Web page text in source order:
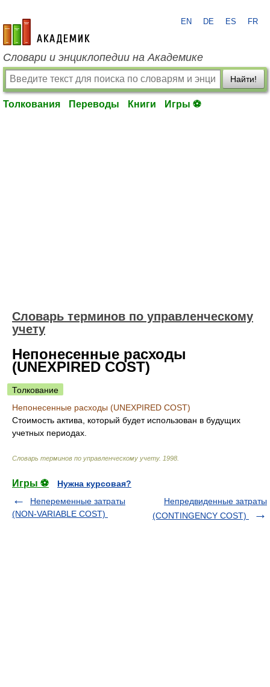
academic.ru
EN DE ES FR
Словари и энциклопедии на Академике
Найти!
Толкования Переводы Книги Игры ⚽
Словарь терминов по управленческому
учету
Непонесенные расходы
(UNEXPIRED COST)
Толкование
Непонесенные расходы (UNEXPIRED COST)
Стоимость актива, который будет использован в будущих
учетных периодах.
Словарь терминов по управленческому учету. 1998
Игры ⚽
Нужна курсовая?
Непеременные затраты
(NON-VARIABLE COST)
Непредвиденные затраты
(CONTINGENCY COST)